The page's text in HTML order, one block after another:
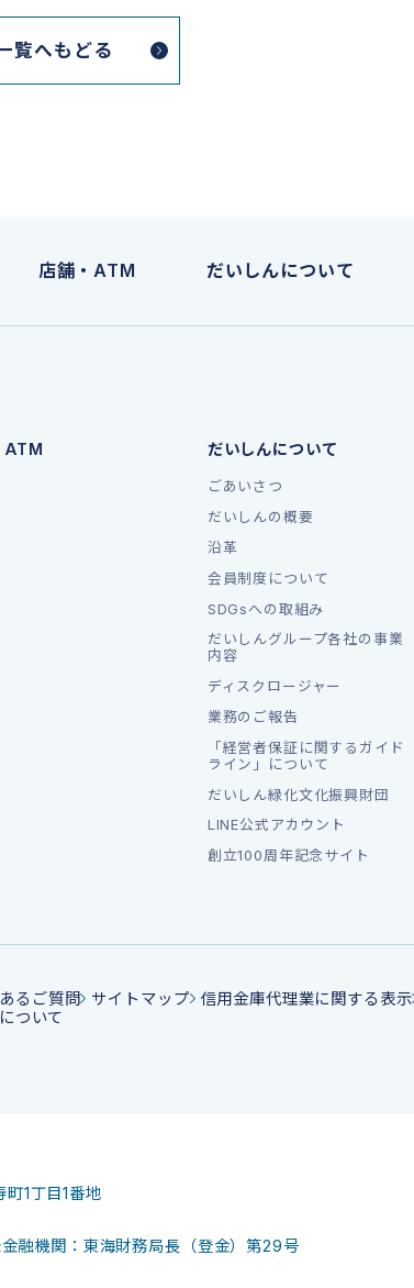
覧へもどる
店舗・ATM だいしんについて
ATM だいしんについて
ごあいさつ
だいしんの概要
沿革
会員制度について
SDGsへの取組み
だいしんグループ各社の事業
内容
ディスクロージャー
業務のご報告
「経営者保証に関するガイド
ライン」について
だいしん緑化文化振興財団
LINE公式アカウント
創立100周年記念サイト
るご質問 サイトマップ 信用金庫代理業に関する表示
ついて
1丁目1番地
融機関：東海財務局長（登金）第29号